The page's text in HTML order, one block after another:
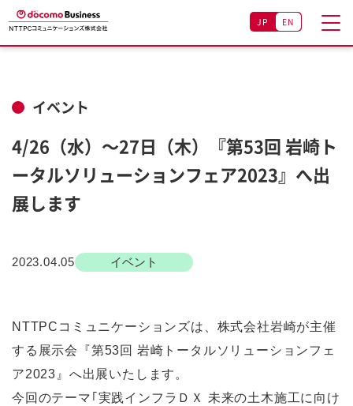
JP EN
イベント
4/26（水）～27日（木）『第53回 岩崎ト
ータルソリューションフェア2023』へ出
展します
2023.04.05 イベント
NTTPCコミュニケーションズは、株式会社岩崎が主催
する展示会『第53回 岩崎トータルソリューションフェ
ア2023』へ出展いたします。
今回のテーマ｢実践インフラＤＸ 未来の土木施工に向け